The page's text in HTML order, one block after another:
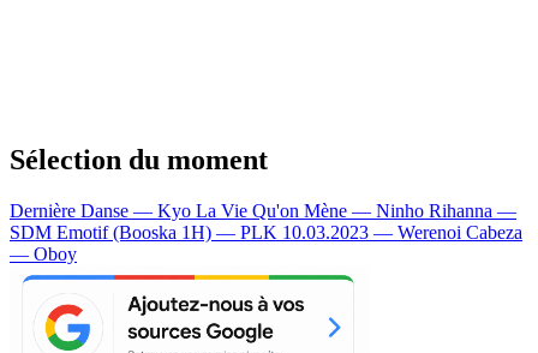
Sélection du moment
Dernière Danse — Kyo La Vie Qu'on Mène — Ninho Rihanna —
SDM Emotif (Booska 1H) — PLK 10.03.2023 — Werenoi Cabeza
— Oboy